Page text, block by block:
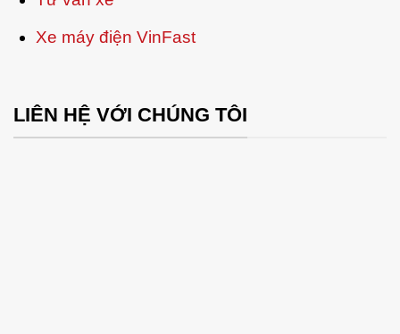
Xe máy điện VinFast
LIÊN HỆ VỚI CHÚNG TÔI